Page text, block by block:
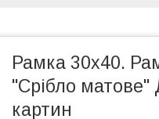
Рамка 30х40.
"Срібло матове"
картин